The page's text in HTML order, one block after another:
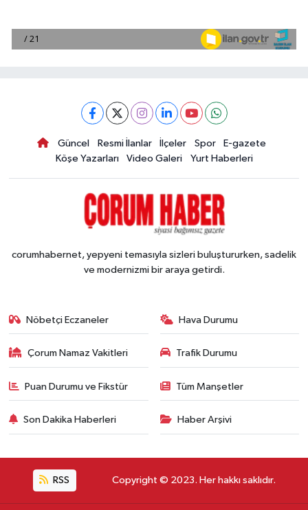
Güncel Resmi İlanlar İlçeler Spor
E-gazete
Köşe Yazarları
Video Galeri Yurt Haberleri
corumhabernet, yepyeni temasıyla sizleri buluştururken, sadelik
ve modernizmi bir araya getirdi.
Nöbetçi Eczaneler Hava Durumu
Çorum Namaz Vakitleri Trafik Durumu
Puan Durumu ve Fikstür Tüm Manşetler
Son Dakika Haberleri Haber Arşivi
RSS Copyright © 2023. Her hakkı saklıdır.